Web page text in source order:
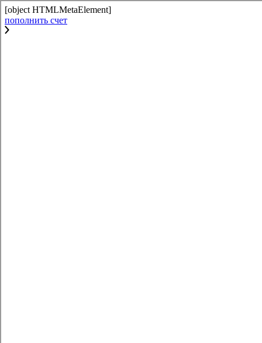
[object HTMLMetaElement]
пополнить счет